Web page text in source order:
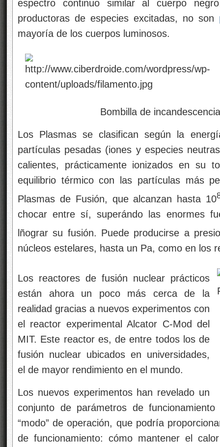
espectro continuo similar al cuerpo
productoras de especies excitadas, no son
mayoría de los cuerpos luminosos.
Bombilla de incandescencia
Los Plasmas se clasifican según la
partículas pesadas (iones y especies
calientes, prácticamente ionizados en su
equilibrio térmico con las partículas más
Plasmas de Fusión, que alcanzan hasta 10
chocar entre sí, superándo las enormes
lñograr su fusión. Puede producirse a
núcleos estelares, hasta un Pa, como en los
Los reactores de fusión nuclear prácticos
están ahora un poco más cerca de la
realidad gracias a nuevos experimentos con
el reactor experimental Alcator C-Mod del
MIT. Este reactor es, de entre todos los de
fusión nuclear ubicados en universidades,
el de mayor rendimiento en el mundo.
Los nuevos experimentos han revelado un
conjunto de parámetros de
“modo” de operación, que podría
de funcionamiento: cómo mantener el